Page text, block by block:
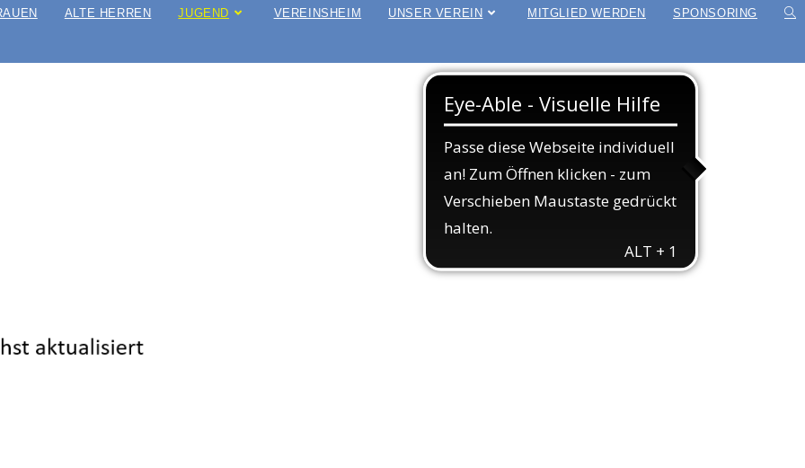
ALTE HERREN JUGEND VEREINSHEIM UNSER VEREIN MITGLIED WERDEN SPONSORING